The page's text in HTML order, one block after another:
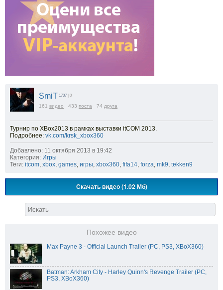
SmiT 1707 | 0
161 видео 433 поста 74 друга
Турнир по XBox2013 в рамках выставки itCOM 2013.
Подробнее: vk.com/krsk_xbox360
Добавлено: 11 октября 2013 в 19:42
Категория: Игры
Теги: itcom, xbox, games, игры, xbox360, fifa14, forza, mk9, tekken9
Скачать видео (1.02 Мб)
Похожее видео
Max Payne 3 - Official Launch Trailer (PC, PS3, XBoX360)
Batman: Arkham City - Harley Quinn's Revenge Trailer (PC,
PS3, XBoX360)